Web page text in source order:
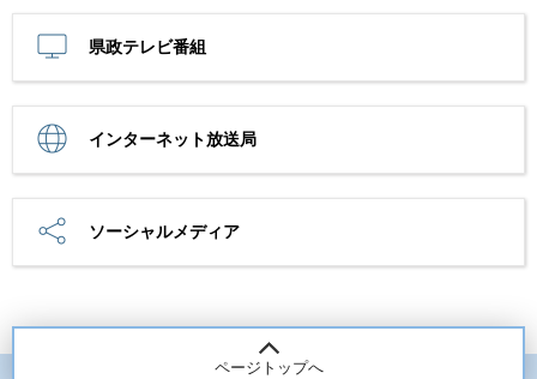
県政テレビ番組
インターネット放送局
ソーシャルメディア
ページトップへ